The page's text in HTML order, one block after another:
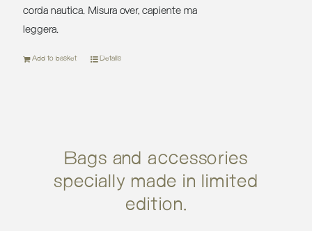
corda nautica. Misura over, capiente ma
leggera.
Add to basket Details
Bags and accessories
specially made in limited
edition.